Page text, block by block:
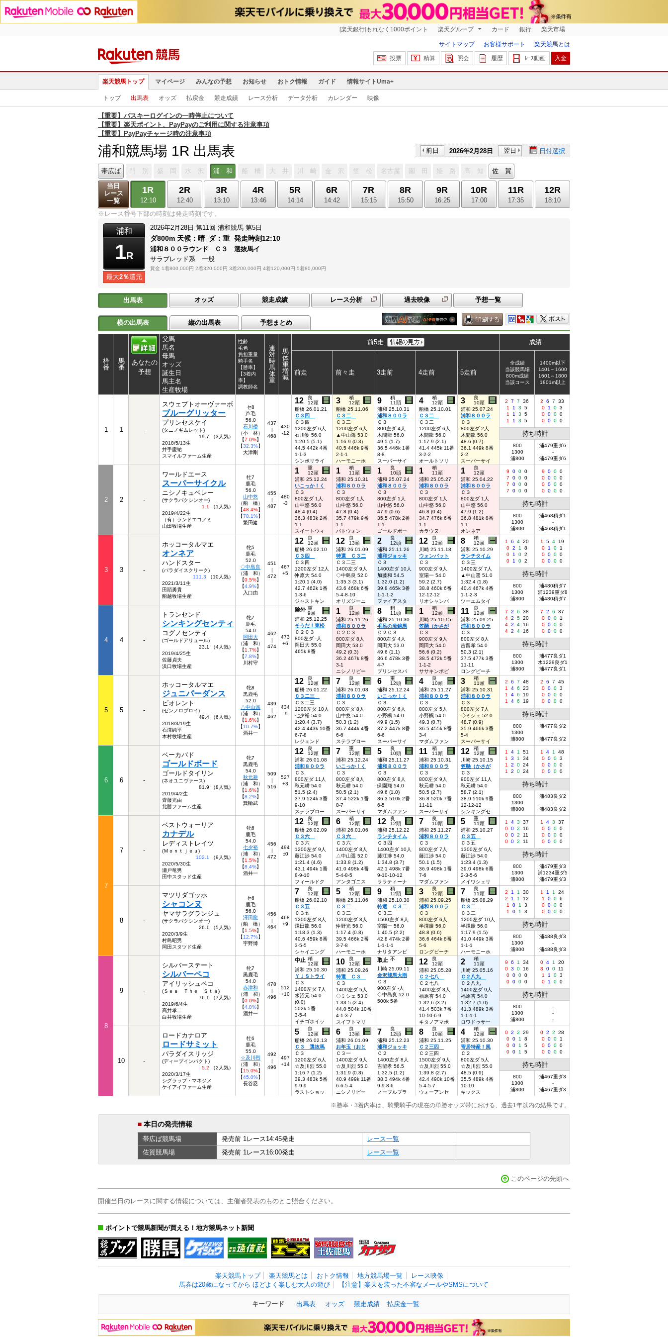
[楽天銀行]もれなく1000ポイント 楽天グループ カード 銀行 楽天市場
サイトマップ お客様サポート
楽天競馬とは
投票
精算 照会 履歴 ﾚｰｽ動画 入金
楽天競馬トップ マイページ みんなの予想 お知らせ おトク情報 ガイド 情報サイトUma+
トップ 出馬表 オッズ 払戻金 競走成績 レース分析 データ分析 カレンダー 映像
【重要】パスキーログインの一時停止について
【重要】楽天ポイント、PayPayのご利用に関する注意事項
【重要】PayPayチャージ時の注意事項
浦和競馬場 1R 出馬表 前日 2026年2月28日 翌日 日付選択
帯広ば 門 別 盛 岡 水 沢 浦 和 船 橋 大 井 川 崎 金 沢 笠 松 名古屋 園 田 姫 路 高 知
佐 賀
当日
レース
一覧
1R
12:10
2R
12:40
3R
13:10
4R
13:46
5R
14:14
6R
14:42
7R
15:15
8R
15:50
9R
16:25
10R
17:00
11R
17:35
12R
18:10
※レース番号下部の時刻は発走時刻です。
浦和
1R
最大2％還元
2026年2月28日 第11回 浦和競馬 第5日
ダ800m 天候： 晴 ダ：重 発走時刻12:10
浦和８００ラウンド Ｃ３ 選抜馬イ
サラブレッド系 一般
賞金 1着800,000円 2着320,000円 3着200,000円 4着120,000円 5着80,000円
出馬表 オッズ 競走成績 レース分析 過去映像 予想一覧
横の出馬表 縦の出馬表 予想まとめ
枠
番
馬
番
あなたの
予想
父馬
馬名
母馬
オッズ
誕生日
馬主名
生産牧場
性齢
毛色
負担重量
騎手名
【勝率】
【3着内
率】
調教師名
連
対
時
馬
体
重
馬
体
重
増
減
前5走 成績
前走 前々走 3走前 4走前 5走前
全成績
当該競馬場
800m成績
当該コース
1400m以下
1401～1600
1601～1800
1801m以上
1 1 -
スウェプトオーヴァーボ
ブルーグリッター
プリンセスケイ
(タニノギムレット)
19.7 （3人気）
2018/5/13生
井手慶祐
スマイルファーム生産
セ8
芦毛
56.0
石川倭
（小 林）
【7.0%】
【32.3%】
大津剛
437
|
468
430
-12
12
良
12頭
船橋 26.01.21
Ｃ３四
Ｃ３四
1200左ダ 6人
石川倭 56.0
1:20.5 (5.1)
44.5 442k 4番
1-1-3
シンボリライ
3
稍
12頭
船橋 25.11.06
Ｃ３二
Ｃ３二
1200左ダ 6人
▲中山遥 53.0
1:16.9 (0.3)
40.5 446k 9番
2-1-1
ハーモニーホ
9
稍
11頭
浦和 25.10.31
浦和８００ラ
Ｃ３
800左ダ 4人
木間龍 56.0
49.5 (1.7)
36.5 446k 1番
8-8
スーパーサイ
4
稍
12頭
船橋 25.10.01
Ｃ３二
Ｃ３二
1200左ダ 6人
木間龍 56.0
1:17.9 (2.1)
41.4 445k 11番
3-2-2
オールトソリ
3
良
10頭
浦和 25.07.24
浦和８００ラ
Ｃ３
800左ダ 2人
木間龍 56.0
48.6 (0.7)
36.1 449k 8番
2-2
スーパーサイ
2 7 7
36
1
1 3
5
1
1 3
5
1
1 3 5
2 6 7
33
0
1 0 3
0 0 0 0
0 0 0 0
持ち時計
800
1300
浦800
浦479重ダ6
-
浦479重ダ6
2 2 -
ワールドエース
スーパーサイクル
ニシノキュベレー
(サクラバクシンオー)
1.1
（1人気）
2019/4/22生
（有）ランドエコノミ
山田牧場生産
牡7
鹿毛
56.0
山中悠
（船 橋）
【48.4%】
【78.1%】
繁田健
455
|
487
480
-3
1
重
12頭
浦和 25.12.24
いこっか！く
Ｃ３
800左ダ 1人
山中悠 56.0
48.4 (0.4)
36.3 483k 2番
1-1
スイートウィ
1
稍
11頭
浦和 25.10.31
浦和８００ラ
Ｃ３
800左ダ 1人
山中悠 56.0
47.8 (0.4)
35.7 479k 9番
1-1
パトウォン
1
良
10頭
浦和 25.07.24
浦和８００ラ
Ｃ３
800左ダ 1人
山中悠 56.0
47.9 (0.6)
35.5 478k 2番
1-1
ゴールドボー
1
稍
11頭
浦和 25.05.27
浦和８００ラ
Ｃ３
800左ダ 1人
山中悠 56.0
46.8 (0.4)
34.7 476k 6番
1-1
カラウヌ
1
良
12頭
浦和 25.04.22
浦和８００ラ
Ｃ３
800左ダ 1人
山中悠 56.0
47.9 (1.2)
36.8 481k 8番
1-1
オンネア
9 0 0 0
7
0 0 0
7
0 0 0
7
0 0 0
9 0 0 0
0 0 0 0
0 0 0 0
0 0 0 0
持ち時計
800
1300
浦800
浦468稍ダ1
-
浦468稍ダ1
3 3 -
ホッコータルマエ
オンネア
ハンドスター
(パラダイスクリーク)
111.3 （10人気）
2021/3/11生
田頭勇貴
船越牧場生産
牝5
鹿毛
52.0
◇中島良
（浦 和）
【0.5%】
【4.9%】
入口由
451
|
472
467
+5
12
良
12頭
船橋 26.02.10
Ｃ３四
Ｃ３四
1200左ダ 12人
仲原大 54.0
1:20.1 (4.0)
42.7 462k 1番
1-3-6
ジャストキン
12
良
13頭
浦和 26.01.09
特選 Ｃ３二
Ｃ３二三
1400左ダ 9人
◇中島良 52.0
1:35.3 (3.1)
43.6 468k 6番
5-4-8-10
オリズジーニ
2
良
12頭
浦和 25.11.26
浦和ジョッキ
Ｃ３
1400左ダ 10人
加藤和 54.5
1:32.0 (1.2)
39.8 465k 3番
1-1-1-2
ファイアスタ
12
良
12頭
川崎 25.11.18
ウォンバット
Ｃ３
900左ダ 9人
室陽一 54.0
59.2 (2.7)
38.8 460k 6番
12-12-12
リオシャンパ
8
稍
12頭
浦和 25.10.29
ランチタイム
Ｃ３三
1400左ダ 7人
▲中山遥 51.0
1:32.4 (1.8)
40.4 467k 4番
1-1-2-3
ツーエムタイ
1 6 4 20
0 2 1
8
0
1 0 2
0
1 0 2
1 5 4
19
0
1 0
1
0 0 0 0
0 0 0 0
持ち時計
800
1300
浦800
浦480稍ダ7
浦1239重ダ8
浦480稍ダ7
4 4 -
トランセンド
シンキングセンティ
コグノセンティ
(ゴールドアリュール)
23.1 （4人気）
2019/4/25生
佐藤貞夫
浜口牧場生産
牝7
鹿毛
54.0
岡田大
（浦 和）
【1.7%】
【7.8%】
川村守
462
|
474
473
+6
除外 重
9頭
浦和 25.12.25
そうだ！東松
Ｃ２Ｃ３
800左ダ -人
岡田大 55.0
465k 8番
1
良
12頭
浦和 25.11.26
浦和８００ラ
Ｃ２Ｃ３
800左ダ 8人
岡田大 53.0
49.2 (0.3)
36.2 467k 8番
3-1
ニシノリピー
8
稍
11頭
浦和 25.10.30
毛呂の流鏑馬
Ｃ２Ｃ３
800左ダ 4人
岡田大 53.0
49.6 (1.1)
36.6 478k 3番
4-7
プリンセスパ
1
稍
12頭
川崎 25.10.15
笠懸（かさが
Ｃ３
900左ダ 9人
岡田大 54.0
56.6 (0.2)
38.5 472k 5番
1-1-2
ササキンポピ
11
良
12頭
浦和 25.09.25
浦和８００ラ
Ｃ３
800左ダ 8人
吉留孝 54.0
50.3 (2.1)
37.5 477k 3番
11-11
ロングビーチ
7 2 6
38
4 2 5 20
4 2 4
16
4 2 4 16
7 2 6
37
0 0 0
1
0 0 0 0
0 0 0 0
持ち時計
800
1300
浦800
浦477良ダ1
水1229良ダ1
浦477良ダ1
5 5 -
ホッコータルマエ
ジュニパーダンス
ビオレント
(ゼンノロブロイ)
49.4 （6人気）
2018/3/19生
石澤純平
木村牧場生産
牝8
黒鹿毛
52.0
△中山遥
（浦 和）
【1.6%】
【10.7%】
酒井一
439
|
462
434
-9
12
良
12頭
船橋 26.01.22
Ｃ３二三
Ｃ３二三
1200左ダ 10人
七夕裕 54.0
1:20.4 (3.7)
42.4 443k 10番
6-7-8
レジェンド
7
良
12頭
浦和 26.01.08
浦和８００ラ
Ｃ３
800左ダ 8人
山中悠 54.0
50.3 (1.2)
36.7 444k 4番
6-6
ステラブロー
6
重
12頭
浦和 25.12.24
いこっか！く
Ｃ３
800左ダ 6人
小野楓 54.0
49.9 (1.5)
37.2 447k 8番
6-6
スーパーサイ
4
良
10頭
浦和 25.11.27
浦和８００ラ
Ｃ３
800左ダ 5人
小野楓 54.0
49.3 (0.7)
36.5 455k 8番
3-4
マダムファン
3
稍
11頭
浦和 25.10.31
浦和８００ラ
Ｃ３
800左ダ 7人
◇ミシェ 52.0
48.7 (0.9)
35.9 466k 3番
5-4
スーパーサイ
2 6 7
48
1
4 6
23
1
4 6
19
1
4 6 19
2 6 7
45
0 0 0 3
0 0 0 0
0 0 0 0
持ち時計
800
1300
浦800
浦477良ダ2
-
浦477良ダ2
6 6 -
ベーカバド
ゴールドボード
ゴールドタイリン
(ネオユニヴァース)
81.9 （8人気）
2019/4/2生
齊藤光由
北勝ファーム生産
牝7
黒鹿毛
54.0
秋元耕
（浦 和）
【1.6%】
【8.2%】
箕輪武
509
|
516
527
+3
12
良
12頭
浦和 26.01.08
浦和８００ラ
Ｃ３
800左ダ 11人
秋元耕 54.0
51.5 (2.4)
37.9 524k 3番
9-10
ステラブロー
7
重
12頭
浦和 25.12.24
いこっか！く
Ｃ３
800左ダ 8人
秋元耕 54.0
50.5 (2.1)
37.4 522k 1番
8-7
スーパーサイ
5
良
10頭
浦和 25.11.27
浦和８００ラ
Ｃ３
800左ダ 8人
保園翔 54.0
49.6 (1.0)
36.3 510k 2番
6-5
マダムファン
11
稍
11頭
浦和 25.10.31
浦和８００ラ
Ｃ３
800左ダ 9人
秋元耕 54.0
50.5 (2.7)
36.8 520k 7番
11-11
スーパーサイ
12
稍
12頭
川崎 25.10.15
笠懸（かさが
Ｃ３
900左ダ 11人
秋元耕 54.0
58.7 (2.1)
38.9 510k 9番
12-12-12
シンキングセ
1 4 1
51
1
3 1
34
1
2 0 24
1
2 0 24
1 4 1
48
0 0 0 3
0 0 0 0
0 0 0 0
持ち時計
800
1300
浦800
浦483良ダ2
-
浦483良ダ2
7
7 -
ベストウォーリア
カナデル
レディストレイツ
(Ｍｏｎｔｊｅｕ)
102.1
（9人気）
2020/5/30生
瀬戸竜男
田中スタッド生産
牝6
鹿毛
54.0
七夕裕
（浦 和）
【1.5%】
【8.4%】
酒井一
456
|
472
494
±0
12
良
12頭
船橋 26.02.09
Ｃ３六
Ｃ３六
1200左ダ 9人
藤江渉 54.0
1:21.4 (4.6)
43.1 494k 1番
8-9-10
フィールドク
6
稍
12頭
浦和 26.01.06
Ｃ３六
Ｃ３六
1400左ダ 8人
△中山遥 52.0
1:33.8 (1.2)
41.0 498k 4番
5-4-8-5
アンタゴニス
12
良
12頭
浦和 25.12.22
ランチタイム
Ｃ３四
1400左ダ 10人
藤江渉 54.0
1:34.8 (3.7)
42.1 498k 7番
9-10-10-12
ララティーナ
7
良
10頭
浦和 25.11.27
浦和８００ラ
Ｃ３
800左ダ 7人
藤江渉 54.0
50.1 (1.5)
36.9 498k 1番
7-6
マダムファン
5
重
11頭
浦和 25.10.27
Ｃ３五
Ｃ３五
1300左ダ 6人
藤江渉 54.0
1:23.4 (1.3)
39.0 498k 6番
2-3-5-6
メイワシェリ
1 4 3
37
0 0 2
16
0 0 2
11
0 0 2 11
1 4 3
37
0 0 0 0
0 0 0 0
0 0 0 0
持ち時計
800
1300
浦800
浦479重ダ3
浦1234重ダ5
浦479重ダ3
8 -
マツリダゴッホ
シャコンヌ
ヤマサラグランジュ
(サクラバクシンオー)
26.1 （5人気）
2020/3/9生
村島昭男
岡田スタツド生産
セ6
鹿毛
56.0
澤田龍
（船 橋）
【1.5%】
【12.7%】
宇野博
456
|
464
468
+9
7
良
12頭
船橋 26.02.10
Ｃ３五
Ｃ３五
1200左ダ 8人
澤田龍 56.0
1:18.3 (1.3)
40.6 459k 8番
3-5-5
シャイニング
5
稍
12頭
船橋 25.11.06
Ｃ３二
Ｃ３二
1200左ダ 8人
仲野光 56.0
1:17.4 (0.8)
39.5 466k 2番
3-7-8
ハーモニーホ
9
稍
12頭
浦和 25.10.30
特選 Ｃ３二
Ｃ３二
1500左ダ 8人
室陽一 56.0
1:40.5 (2.2)
42.8 474k 2番
1-1-1-1
ナリタアンビ
3
良
12頭
浦和 25.09.25
浦和８００ラ
Ｃ３
800左ダ 6人
半澤慶 56.0
48.8 (0.6)
36.6 464k 8番
5-6
ロングビーチ
7
良
11頭
船橋 25.08.29
Ｃ３二
Ｃ３二
1200左ダ 10人
半澤慶 56.0
1:17.9 (1.5)
41.0 449k 3番
1-1-1
ハーモニーホ
2 1 1
30
2
1 1
12
1
0 1
3
1
0 1 3
1 1 1
24
1
0 0 6
0 0 0 0
0 0 0 0
持ち時計
800
1300
浦800
浦488良ダ3
-
浦488良ダ3
8
9 -
シルバーステート
シルバーペコ
アイリッシュペコ
(Ｓｅａ Ｔｈｅ Ｓｔａ)
76.1 （7人気）
2019/6/4生
高井孝二
白井牧場生産
牝7
黒鹿毛
54.0
赤津和
（浦 和）
【0.0%】
【4.8%】
酒井一
478
|
496
512
+10
中止 稍
12頭
浦和 25.10.30
ＹＪＳトライ
Ｃ３
1400左ダ 7人
水沼元 54.0
(0.0)
502k 5番
3-5-4
イチゴホイッ
10
良
12頭
浦和 25.09.26
特選 Ｃ３
Ｃ３
1400左ダ 5人
◇ミシェ 53.0
1:33.5 (2.4)
44.0 504k 10番
4-1-3-7
スイフトマリ
取止 不
川崎 25.09.11
金沢競馬大雨
Ｃ３
900左ダ -人
◇中島良 52.0
500k 5番
12
良
12頭
浦和 25.05.28
Ｃ２七八
Ｃ２七八
1400左ダ 8人
福原杏 54.0
1:32.6 (3.2)
41.4 503k 7番
10-10-6-9
キタノアマポ
2
稍
11頭
川崎 25.05.16
Ｃ２八九
Ｃ２八九
1400左ダ 9人
福原杏 54.0
1:32.7 (1.0)
41.3 489k 3番
1-1-1-1
ロワドゥサー
9 6 1
34
0 3 0
16
0 0 0 0
0 0 0 0
0 4 1
20
8
0 0
11
1
1 0 3
0
1 0 0
持ち時計
800
1300
浦800
-
-
-
10 -
ロードカナロア
ロードサミット
パラダイスリッジ
(ディープインパクト)
5.2 （2人気）
2020/3/17生
シグラップ・マネジメ
ケイアイファーム生産
牡6
鹿毛
55.0
☆及川烈
（浦 和）
【15.0%】
【45.0%】
長谷忍
492
|
496
497
+14
5
良
12頭
船橋 26.02.13
Ｃ３ 選抜馬
Ｃ３
1200左ダ 6人
☆及川烈 55.0
1:16.7 (1.2)
39.3 483k 5番
9-9-9
ラストショッ
6
良
13頭
浦和 26.01.09
お年玉（おと
Ｃ３一
1400左ダ 9人
☆及川烈 55.0
1:31.9 (0.8)
40.9 499k 11番
6-6-5-4
ニシノリピー
7
良
12頭
浦和 25.12.23
浦和ジョッキ
Ｃ２
1400左ダ 8人
吉留孝 56.5
1:32.5 (1.2)
38.3 494k 4番
9-9-8-6
ノーブルプラ
8
良
10頭
浦和 25.11.25
Ｃ２三四
Ｃ２三四
1500左ダ 9人
☆及川烈 55.0
1:39.8 (2.7)
42.4 490k 10番
5-4-5-7
ウォーアンセ
4
稍
12頭
浦和 25.10.30
寄居特産！風
Ｃ２
800左ダ 5人
☆及川烈 55.0
48.5 (0.9)
35.5 489k 4番
10-10
キックス
0 2 2
29
0 0 1
8
0 0 1
5
0 0 1 5
0 2 2
28
0 0 0
1
0 0 0 0
0 0 0 0
持ち時計
800
1300
浦800
浦467重ダ3
-
浦467重ダ3
※勝率・3着内率は、騎乗騎手の現在の単勝オッズ帯における、過去1年以内の結果です。
■ 本日の発売情報
帯広ば競馬場 発売前 1レース14:45発走
レース一覧
佐賀競馬場 発売前 1レース16:00発走 レース一覧
このページの先頭へ
開催当日のレースに関する情報については、主催者発表のものとご照合ください。
ポイントで競馬新聞が買える！地方競馬ネット新聞
楽天競馬トップ 楽天競馬とは おトク情報 地方競馬場一覧
レース映像
馬券は20歳になってから ほどよく楽しむ大人の遊び
【注意】楽天を装った不審なメールやSMSについて
キーワード 出馬表 オッズ 競走成績 払戻金一覧